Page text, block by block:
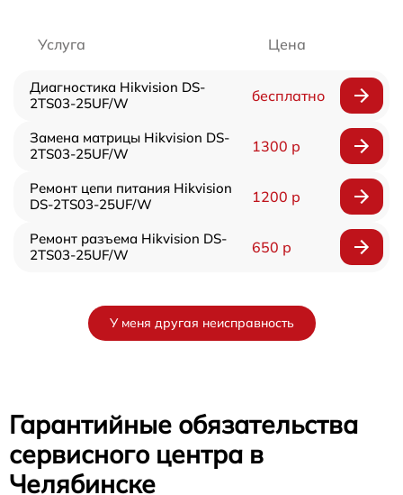
Услуга Цена
Диагностика Hikvision DS-
2TS03-25UF/W
бесплатно
Замена матрицы Hikvision DS-
2TS03-25UF/W
1300 р
Ремонт цепи питания Hikvision
DS-2TS03-25UF/W
1200 р
Ремонт разъема Hikvision DS-
2TS03-25UF/W
650 р
У меня другая неисправность
Гарантийные обязательства
сервисного центра в
Челябинске